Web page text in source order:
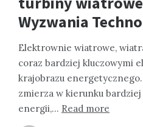
Wyzwania
Elektrownie wiatrowe,
coraz bardziej kluczowymi
krajobrazu
zmierza w kierunku
energii,… Read more